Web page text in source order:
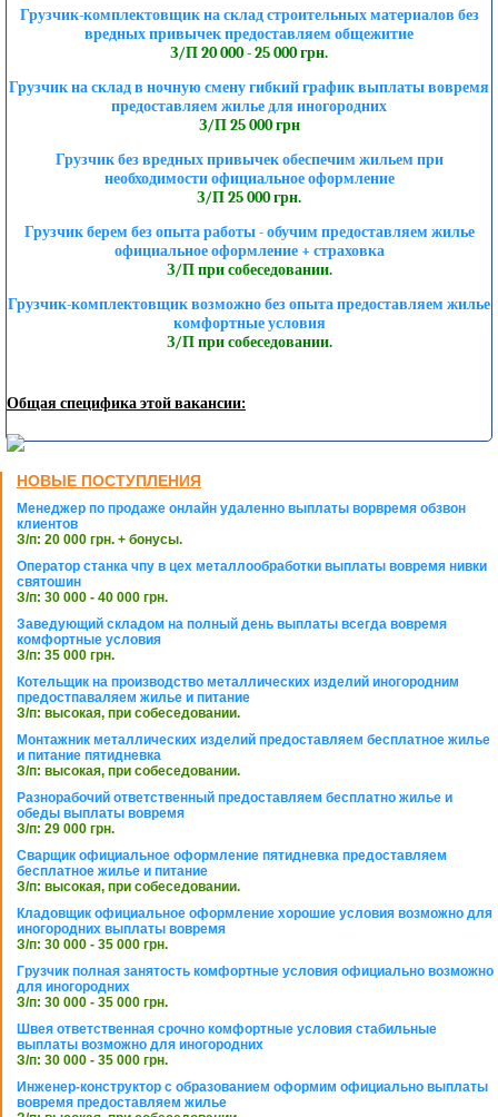
Грузчик-комплектовщик на склад строительных материалов без
вредных привычек предоставляем общежитие
З/П 20 000 - 25 000 грн.
Грузчик на склад в ночную смену гибкий график выплаты вовремя
предоставляем жилье для иногородних
З/П 25 000 грн
Грузчик без вредных привычек обеспечим жильем при
необходимости официальное оформление
З/П 25 000 грн.
Грузчик берем без опыта работы - обучим предоставляем жилье
официальное оформление + страховка
З/П при собеседовании.
Грузчик-комплектовщик возможно без опыта предоставляем жилье
комфортные условия
З/П при собеседовании.
Общая специфика этой вакансии:
НОВЫЕ ПОСТУПЛЕНИЯ
Менеджер по продаже онлайн удаленно выплаты ворвремя обзвон
клиентов
З/п: 20 000 грн. + бонусы.
Оператор станка чпу в цех металлообработки выплаты вовремя нивки
святошин
З/п: 30 000 - 40 000 грн.
Заведующий складом на полный день выплаты всегда вовремя
комфортные условия
З/п: 35 000 грн.
Котельщик на производство металлических изделий иногородним
предостпаваляем жилье и питание
З/п: высокая, при собеседовании.
Монтажник металлических изделий предоставляем бесплатное жилье
и питание пятидневка
З/п: высокая, при собеседовании.
Разнорабочий ответственный предоставляем бесплатно жилье и
обеды выплаты вовремя
З/п: 29 000 грн.
Сварщик официальное оформление пятидневка предоставляем
бесплатное жилье и питание
З/п: высокая, при собеседовании.
Кладовщик официальное оформление хорошие условия возможно для
иногородних выплаты вовремя
З/п: 30 000 - 35 000 грн.
Грузчик полная занятость комфортные условия официально возможно
для иногородних
З/п: 30 000 - 35 000 грн.
Швея ответственная срочно комфортные условия стабильные
выплаты возможно для иногородних
З/п: 30 000 - 35 000 грн.
Инженер-конструктор с образованием оформим официально выплаты
вовремя предоставляем жилье